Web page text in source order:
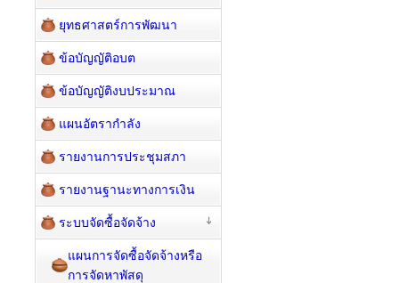
ยุทธศาสตร์การพัฒนา
ข้อบัญญัติอบต
ข้อบัญญัติงบประมาณ
แผนอัตรากำลัง
รายงานการประชุมสภา
รายงานฐานะทางการเงิน
ระบบจัดซื้อจัดจ้าง
แผนการจัดซื้อจัดจ้างหรือ
การจัดหาพัสดุ